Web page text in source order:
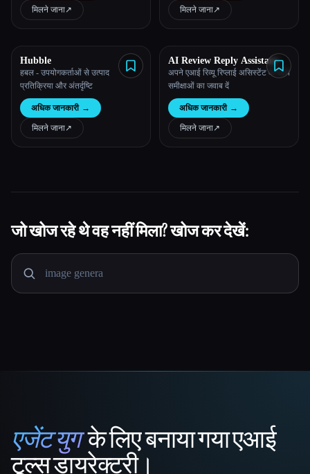
मिलने जाना↗︎ मिलने जाना↗︎
Hubble
हबल - उपयोगकर्ताओं से उत्पाद
प्रतिक्रिया और अंतर्दृष्टि
अधिक जानकारी →
मिलने जाना↗︎
AI Review Reply Assistant
अपने एआई रिव्यू रिप्लाई असिस्टेंट के साथ
समीक्षाओं का जवाब दें
अधिक जानकारी →
मिलने जाना↗︎
जो खोज रहे थे वह नहीं मिला? खोज कर देखें:
That AI Collection
एजेंट युगके लिए बनाया गया एआई
टूल्स डायरेक्टरी।